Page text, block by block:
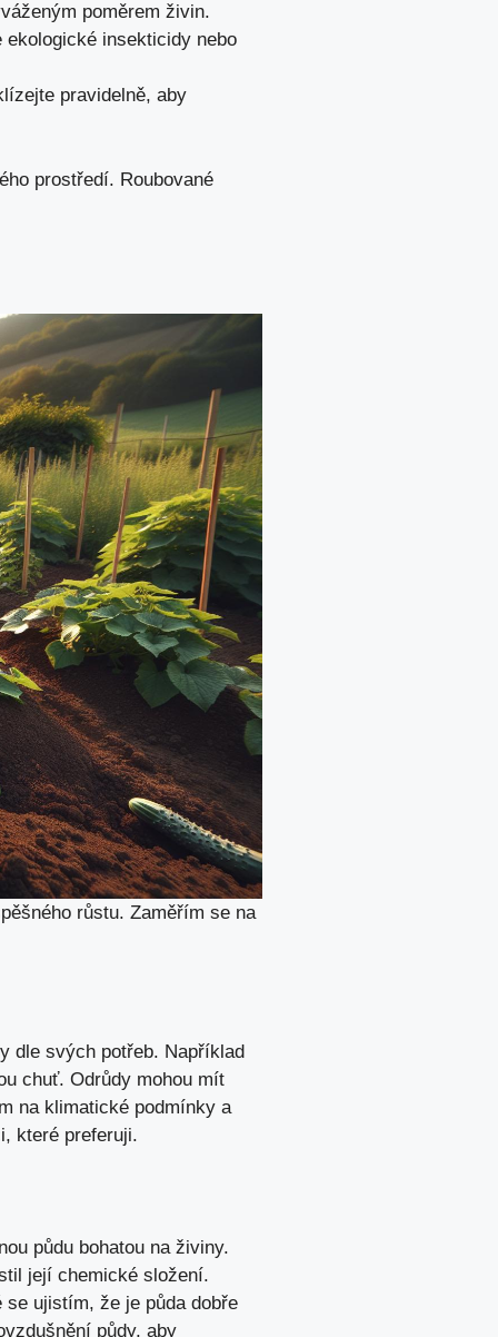
poměrem živin.
insekticidy nebo
pravidelně, aby
prostředí. Roubované
růstu. Zaměřím se na
dle svých potřeb. Například
chuť. Odrůdy mohou mít
na klimatické podmínky a
které preferuji.
půdu bohatou na živiny.
její chemické složení.
se ujistím, že je půda dobře
půdy, aby